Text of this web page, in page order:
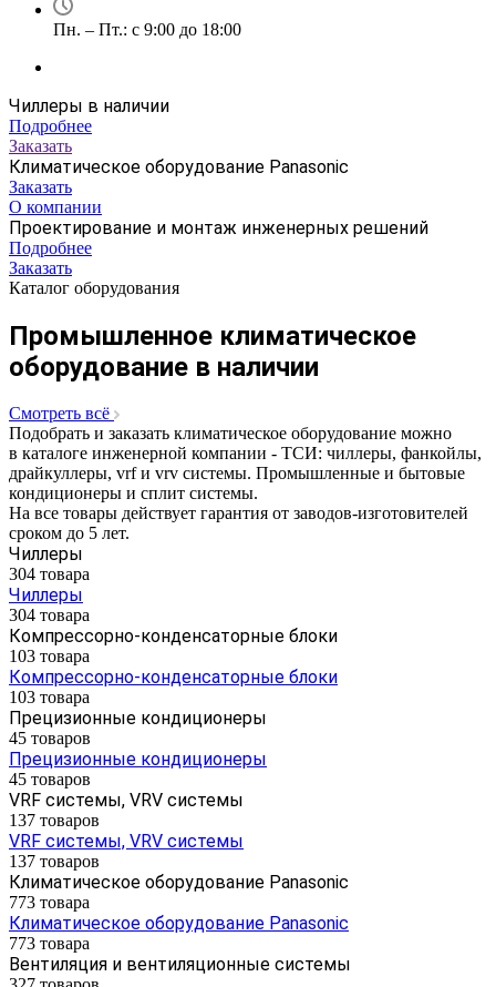
Пн. – Пт.: с 9:00 до 18:00
Чиллеры в наличии
Подробнее
Заказать
Климатическое оборудование Panasonic
Заказать
О компании
Проектирование и монтаж инженерных решений
Подробнее
Заказать
Каталог оборудования
Промышленное климатическое
оборудование в наличии
Смотреть всё
Подобрать и заказать климатическое оборудование можно
в каталоге инженерной компании - ТСИ: чиллеры, фанкойлы,
драйкуллеры, vrf и vrv системы. Промышленные и бытовые
кондиционеры и сплит системы.
На все товары действует гарантия от заводов-изготовителей
сроком до 5 лет.
Чиллеры
304 товара
Чиллеры
304 товара
Компрессорно-конденсаторные блоки
103 товара
Компрессорно-конденсаторные блоки
103 товара
Прецизионные кондиционеры
45 товаров
Прецизионные кондиционеры
45 товаров
VRF системы, VRV системы
137 товаров
VRF системы, VRV системы
137 товаров
Климатическое оборудование Panasonic
773 товара
Климатическое оборудование Panasonic
773 товара
Вентиляция и вентиляционные системы